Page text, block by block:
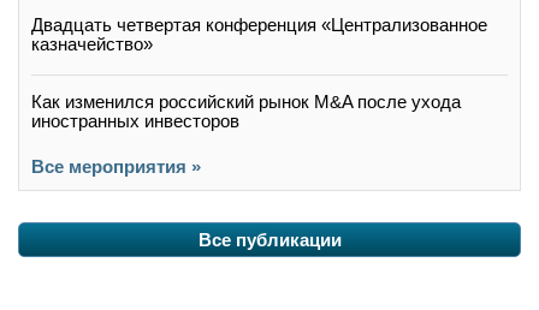
Двадцать четвертая конференция «Централизованное
казначейство»
Как изменился российский рынок M&A после ухода
иностранных инвесторов
Все мероприятия »
Все публикации